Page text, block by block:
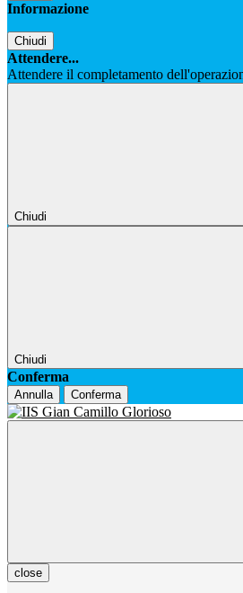
Informazione
Chiudi
Attendere...
Attendere il completamento
Chiudi
Chiudi
Conferma
Annulla Conferma
close